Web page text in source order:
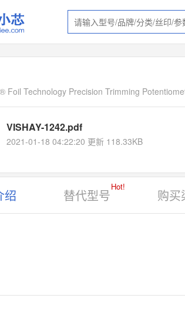
Foil Technology Precision Trimming
VISHAY-1242.pdf
2021-01-18 04:22:20 更新 118.33KB
绍 替代型号
Hot!
购买